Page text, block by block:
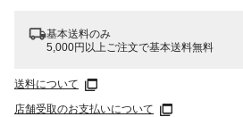
基本送料のみ
5,000円以上ご注文で基本送料無料
送料について
店舗受取のお支払いについて